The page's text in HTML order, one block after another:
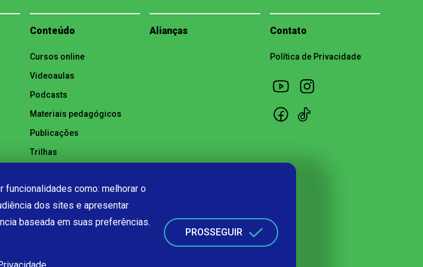
Conteúdo
Cursos online
Videoaulas
Podcasts
Materiais pedagógicos
Publicações
Trilhas
Alianças Contato
Política de Privacidade
como: melhorar o
dos sites e apresentar
baseada em suas preferências.
PROSSEGUIR